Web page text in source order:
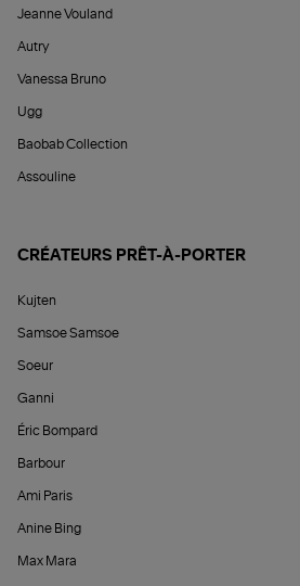
Jeanne Vouland
Autry
Vanessa Bruno
Ugg
Baobab Collection
Assouline
CRÉATEURS PRÊT-À-PORTER
Kujten
Samsoe Samsoe
Soeur
Ganni
Éric Bompard
Barbour
Ami Paris
Anine Bing
Max Mara